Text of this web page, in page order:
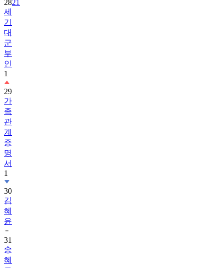
2821
세
기
대
군
부
인
1
29
가
족
관
계
증
명
서
1
30
김
혜
윤
31
송
혜